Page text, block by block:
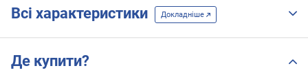
Всі характеристики Докладніше
Де купити?